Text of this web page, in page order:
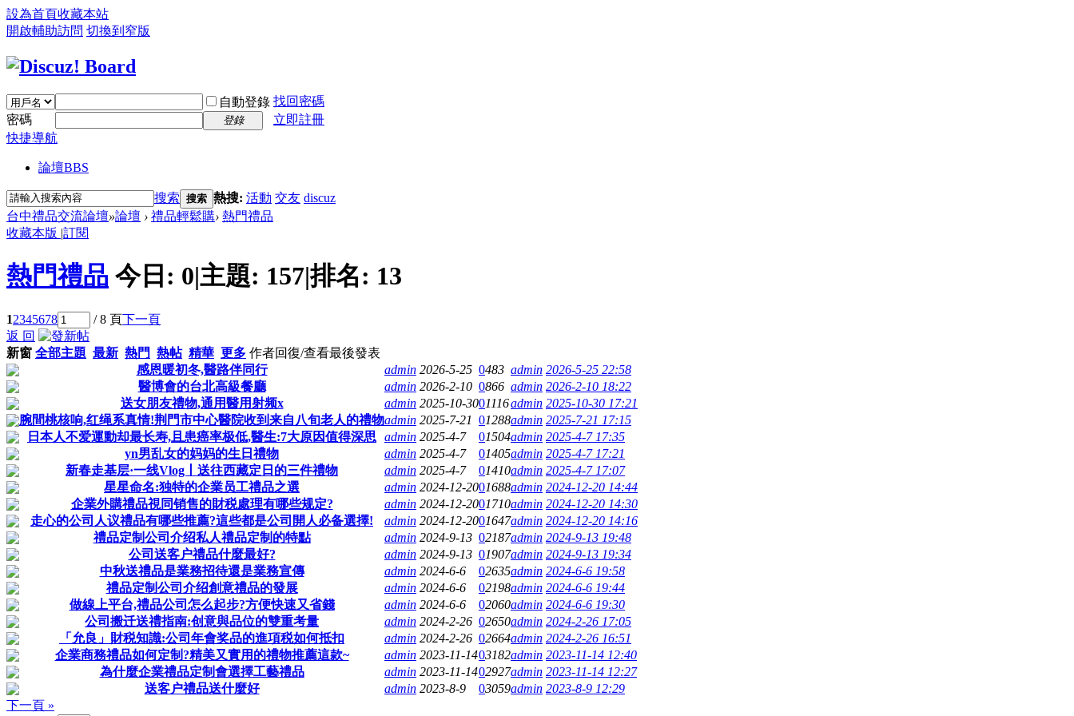
設為首頁收藏本站
開啟輔助訪問 切換到窄版
自動登錄 找回密碼
密碼
登錄
立即註冊
快捷導航
論壇BBS
搜索 搜索 熱搜: 活動 交友 discuz
台中禮品交流論壇»論壇 › 禮品輕鬆購› 熱門禮品
收藏本版 |訂閱
熱門禮品 今日: 0|主題: 157|排名: 13
12345678 / 8 頁下一頁
返 回
新窗 全部主題 最新 熱門 熱帖 精華 更多 作者回復/查看最後發表
感恩暖初冬,醫路伴同行
admin 2026-5-25 0483 admin 2026-5-25 22:58
醫博會的台北高級餐廳
admin 2026-2-10 0866 admin 2026-2-10 18:22
送女朋友禮物,通用醫用射频x
admin 2025-10-3001116admin 2025-10-30 17:21
腕間桃核响,红绳系真情!荆門市中心醫院收到来自八旬老人的禮物admin 2025-7-21 01288admin 2025-7-21 17:15
日本人不爱運動却最长寿,且患癌率极低,醫生:7大原因值得深思 admin 2025-4-7 01504admin 2025-4-7 17:35
yn男乱女的妈妈的生日禮物
admin 2025-4-7 01405admin 2025-4-7 17:21
新春走基层·一线Vlog丨送往西藏定日的三件禮物
admin 2025-4-7 01410admin 2025-4-7 17:07
星星命名:独特的企業员工禮品之選
admin 2024-12-2001688admin 2024-12-20 14:44
企業外購禮品視同销售的財税處理有哪些规定?
admin 2024-12-2001710admin 2024-12-20 14:30
走心的公司人议禮品有哪些推薦?這些都是公司開人必备選擇!
admin 2024-12-2001647admin 2024-12-20 14:16
禮品定制公司介绍私人禮品定制的特點
admin 2024-9-13 02187admin 2024-9-13 19:48
公司送客户禮品什麼最好?
admin 2024-9-13 01907admin 2024-9-13 19:34
中秋送禮品是業務招待還是業務宣傳
admin 2024-6-6 02635admin 2024-6-6 19:58
禮品定制公司介绍創意禮品的發展
admin 2024-6-6 02198admin 2024-6-6 19:44
做線上平台,禮品公司怎么起步?方便快速又省錢
admin 2024-6-6 02060admin 2024-6-6 19:30
公司搬迁送禮指南:创意與品位的雙重考量
admin 2024-2-26 02650admin 2024-2-26 17:05
「允良」財税知識:公司年會奖品的進項税如何抵扣
admin 2024-2-26 02664admin 2024-2-26 16:51
企業商務禮品如何定制?精美又實用的禮物推薦這款~
admin 2023-11-1403182admin 2023-11-14 12:40
為什麼企業禮品定制會選擇工藝禮品
admin 2023-11-1402927admin 2023-11-14 12:27
送客户禮品送什麼好
admin 2023-8-9 03059admin 2023-8-9 12:29
下一頁 »